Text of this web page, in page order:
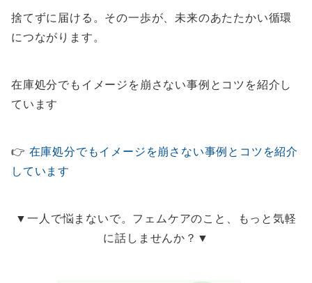
捨てずに届ける。その一歩が、未来のあたたかい循環
につながります。
在庫処分でもイメージを崩さない事例とコツを紹介し
ています
👉 在庫処分でもイメージを崩さない事例とコツを紹介
しています
▼一人で悩まないで。フェムケアのこと、もっと気軽
に話しませんか？▼